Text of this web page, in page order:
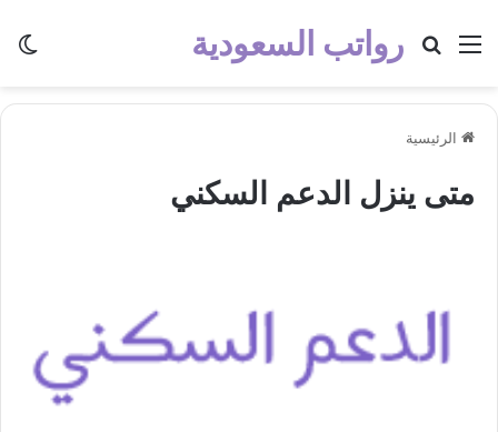
رواتب السعودية القائمة بحث عن
الرئيسية
متى ينزل الدعم السكني